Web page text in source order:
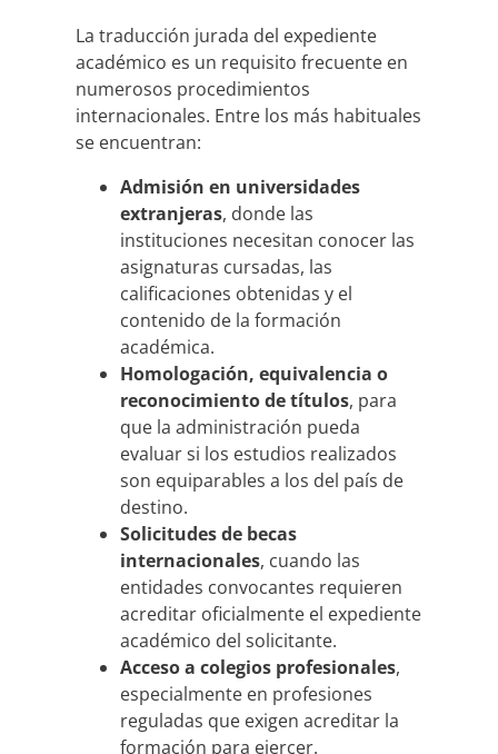
La traducción jurada del expediente
académico es un requisito frecuente en
numerosos procedimientos
internacionales. Entre los más habituales
se encuentran:
Admisión en universidades
extranjeras, donde las
instituciones necesitan conocer las
asignaturas cursadas, las
calificaciones obtenidas y el
contenido de la formación
académica.
Homologación, equivalencia o
reconocimiento de títulos, para
que la administración pueda
evaluar si los estudios realizados
son equiparables a los del país de
destino.
Solicitudes de becas
internacionales, cuando las
entidades convocantes requieren
acreditar oficialmente el expediente
académico del solicitante.
Acceso a colegios profesionales,
especialmente en profesiones
reguladas que exigen acreditar la
formación para ejercer.